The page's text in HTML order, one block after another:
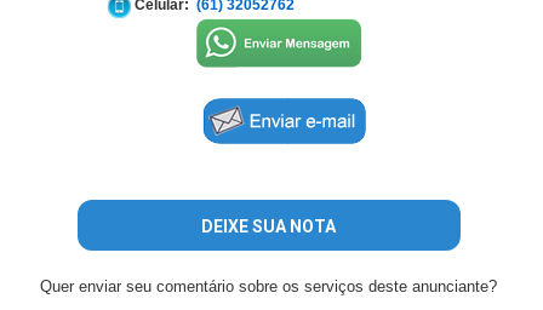
Celular: (61) 32052762
DEIXE SUA NOTA
Quer enviar seu comentário sobre os serviços deste anunciante?